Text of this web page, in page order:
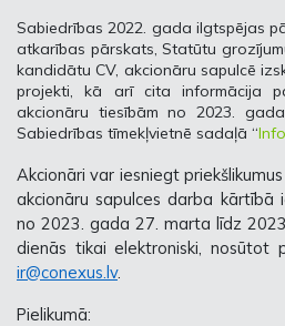
Sabiedrības 2022. gada ilgtspējas
atkarības pārskats, Statūtu
kandidātu CV, akcionāru sapulcē
projekti, kā arī cita informācija
akcionāru tiesībām no 2023.
Sabiedrības tīmekļvietnē sadaļā “
Akcionāri var iesniegt
akcionāru sapulces darba kārtībā
no 2023. gada 27. marta līdz
dienās tikai elektroniski, nosūtot
ir@conexus.lv.
Pielikumā: